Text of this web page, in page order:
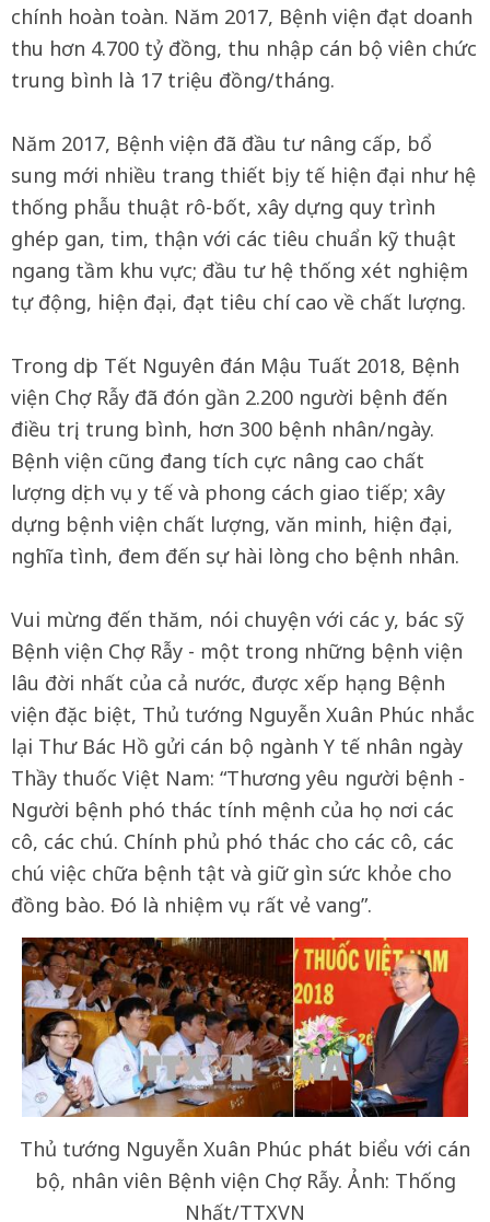
chính hoàn toàn. Năm 2017, Bệnh viện đạt doanh
thu hơn 4.700 tỷ đồng, thu nhập cán bộ viên chức
trung bình là 17 triệu đồng/tháng.
Năm 2017, Bệnh viện đã đầu tư nâng cấp, bổ
sung mới nhiều trang thiết bị y tế hiện đại như hệ
thống phẫu thuật rô-bốt, xây dựng quy trình
ghép gan, tim, thận với các tiêu chuẩn kỹ thuật
ngang tầm khu vực; đầu tư hệ thống xét nghiệm
tự động, hiện đại, đạt tiêu chí cao về chất lượng.
Trong dịp Tết Nguyên đán Mậu Tuất 2018, Bệnh
viện Chợ Rẫy đã đón gần 2.200 người bệnh đến
điều trị, trung bình, hơn 300 bệnh nhân/ngày.
Bệnh viện cũng đang tích cực nâng cao chất
lượng dịch vụ y tế và phong cách giao tiếp; xây
dựng bệnh viện chất lượng, văn minh, hiện đại,
nghĩa tình, đem đến sự hài lòng cho bệnh nhân.
Vui mừng đến thăm, nói chuyện với các y, bác sỹ
Bệnh viện Chợ Rẫy - một trong những bệnh viện
lâu đời nhất của cả nước, được xếp hạng Bệnh
viện đặc biệt, Thủ tướng Nguyễn Xuân Phúc nhắc
lại Thư Bác Hồ gửi cán bộ ngành Y tế nhân ngày
Thầy thuốc Việt Nam: “Thương yêu người bệnh -
Người bệnh phó thác tính mệnh của họ nơi các
cô, các chú. Chính phủ phó thác cho các cô, các
chú việc chữa bệnh tật và giữ gìn sức khỏe cho
đồng bào. Đó là nhiệm vụ rất vẻ vang”.
Thủ tướng Nguyễn Xuân Phúc phát biểu với cán
bộ, nhân viên Bệnh viện Chợ Rẫy. Ảnh: Thống
Nhất/TTXVN